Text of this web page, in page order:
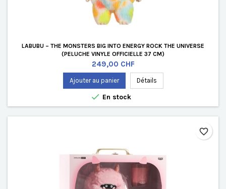
LABUBU – THE MONSTERS BIG INTO ENERGY ROCK THE UNIVERSE
(PELUCHE VINYLE OFFICIELLE 37 CM)
Prix
249,00 CHF
Ajouter au panier Détails
 En stock
favorite_border